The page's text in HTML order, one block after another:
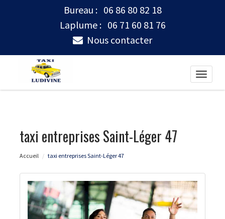
Bureau : 06 86 80 82 18
Laplume : 06 71 60 81 76
Nous contacter
Toggle
taxi entreprises Saint-Léger 47
Accueil taxi entreprises Saint-Léger 47